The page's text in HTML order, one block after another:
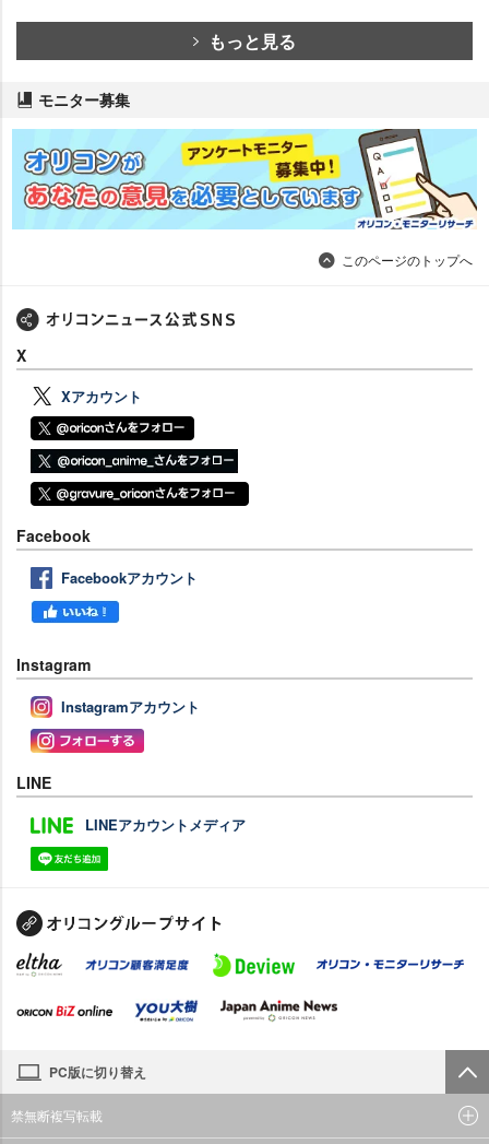
もっと見る
モニター募集
このページのトップへ
X
Xアカウント
Facebook
Facebookアカウント
Instagram
Instagramアカウント
LINE
LINEアカウントメディア
PC版に切り替え
禁無断複写転載